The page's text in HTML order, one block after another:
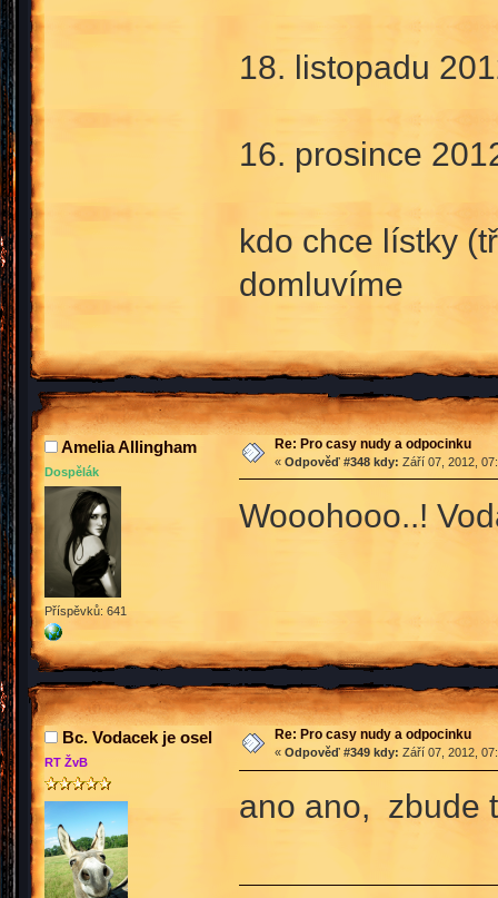
18. listopadu
16. prosince
kdo chce lístky
domluvíme
Amelia Allingham
Dospělák
Příspěvků: 641
Re: Pro casy nudy a odpocinku
« Odpověď #348 kdy: Září 07, 2012,
Wooohooo..!
Bc. Vodacek je osel
RT ŽvB
Re: Pro casy nudy a odpocinku
« Odpověď #349 kdy: Září 07, 2012,
ano ano, zbude